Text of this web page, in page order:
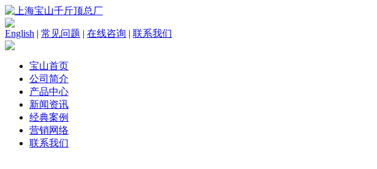
English | 常见问题 | 在线咨询 | 联系我们
宝山首页
公司简介
产品中心
新闻资讯
经典案例
营销网络
联系我们